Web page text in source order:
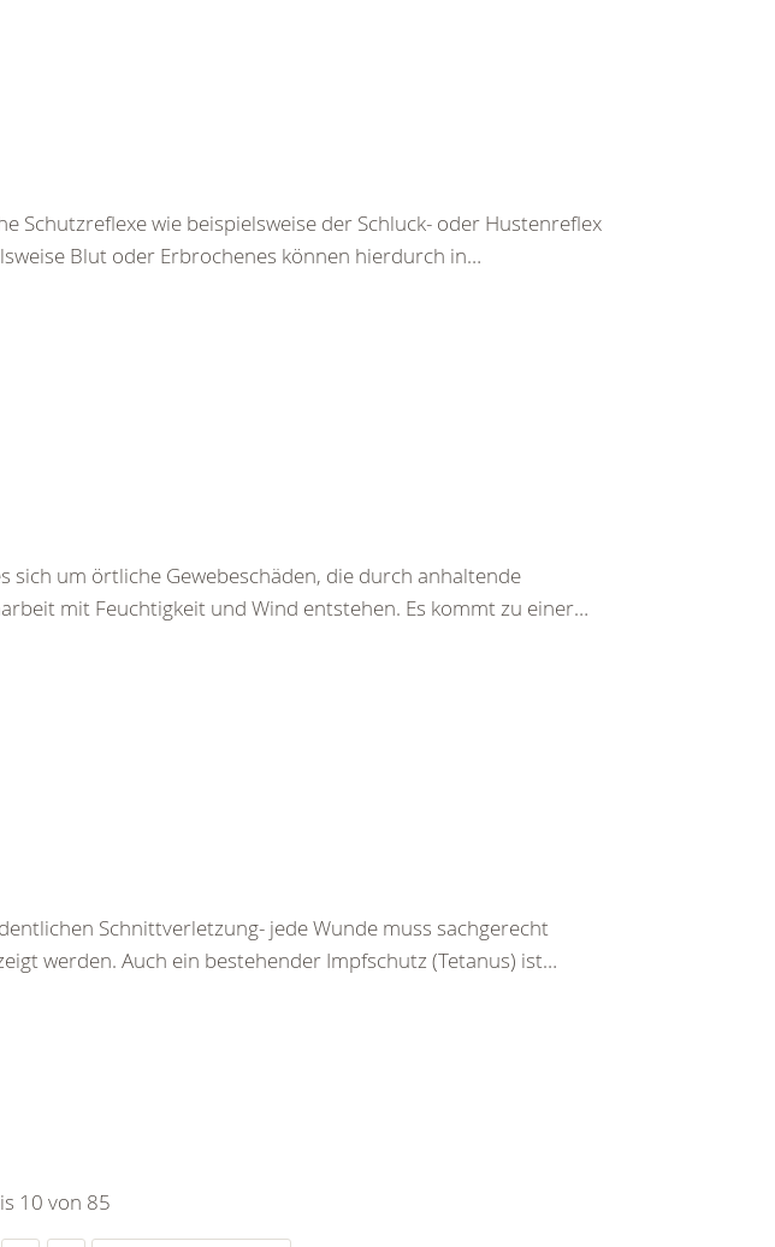
Schutzreflexe wie beispielsweise der Schluck- oder Hustenreflex
Blut oder Erbrochenes können hierdurch in…
sich um örtliche Gewebeschäden, die durch anhaltende
mit Feuchtigkeit und Wind entstehen. Es kommt zu einer…
Schnittverletzung- jede Wunde muss sachgerecht
werden. Auch ein bestehender Impfschutz (Tetanus) ist…
10 von 85